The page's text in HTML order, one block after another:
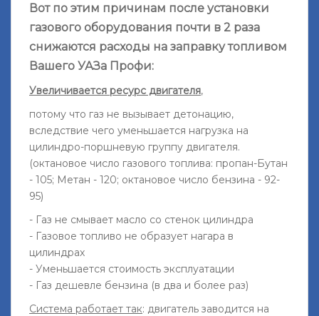
Вот по этим причинам после установки
газового оборудования почти в 2 раза
снижаются расходы на заправку топливом
Вашего УАЗа Профи:
Увеличивается ресурс двигателя,
потому что газ не вызывает детонацию,
вследствие чего уменьшается нагрузка на
цилиндро-поршневую группу двигателя.
(октановое число газового топлива: пропан-Бутан
- 105; Метан - 120; октановое число бензина - 92-
95)
- Газ не смывает масло со стенок цилиндра
- Газовое топливо не образует нагара в
цилиндрах
- Уменьшается стоимость эксплуатации
- Газ дешевле бензина (в два и более раз)
Система работает так: двигатель заводится на